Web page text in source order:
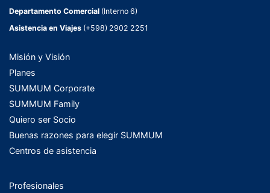
Departamento Comercial (Interno 6)
Asistencia en Viajes (+598) 2902 2251
Misión y Visión
Planes
SUMMUM Corporate
SUMMUM Family
Quiero ser Socio
Buenas razones para elegir SUMMUM
Centros de asistencia
Profesionales